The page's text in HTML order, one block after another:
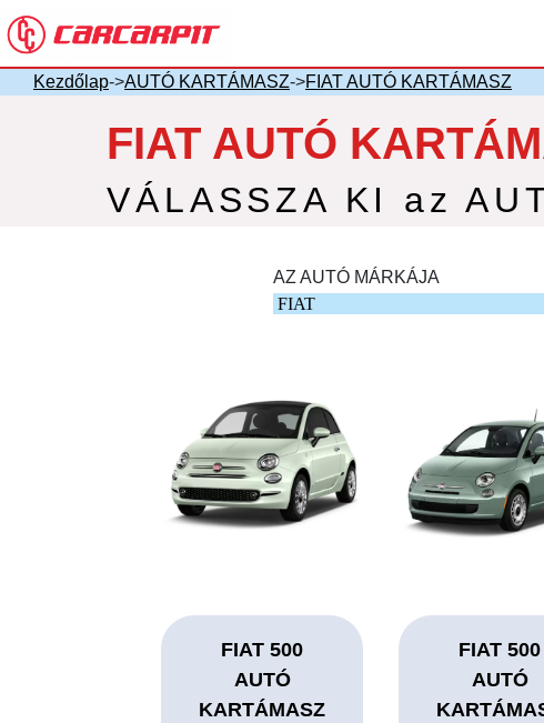
Kezdőlap->AUTÓ KARTÁMASZ->FIAT AUTÓ KARTÁMASZ
FIAT AUTÓ
VÁLASSZA KI az
AZ AUTÓ MÁRKÁJA
FIAT 500
AUTÓ
KARTÁMASZ
FIAT 500
AUTÓ